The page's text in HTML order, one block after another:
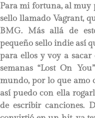
Para mi fortuna, al muy
sello llamado Vagrant,
BMG. Más allá de
pequeño sello indie así
para ellos y voy a sacar
semanas “Lost On
mundo, por lo que amo
así puedo con ella
de escribir canciones.